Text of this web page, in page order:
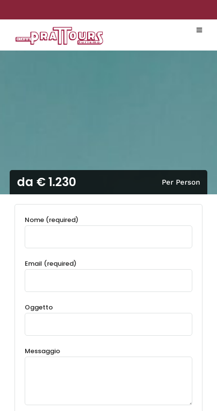
da € 1.230 Per Person
Nome (required)
Email (required)
Oggetto
Messaggio